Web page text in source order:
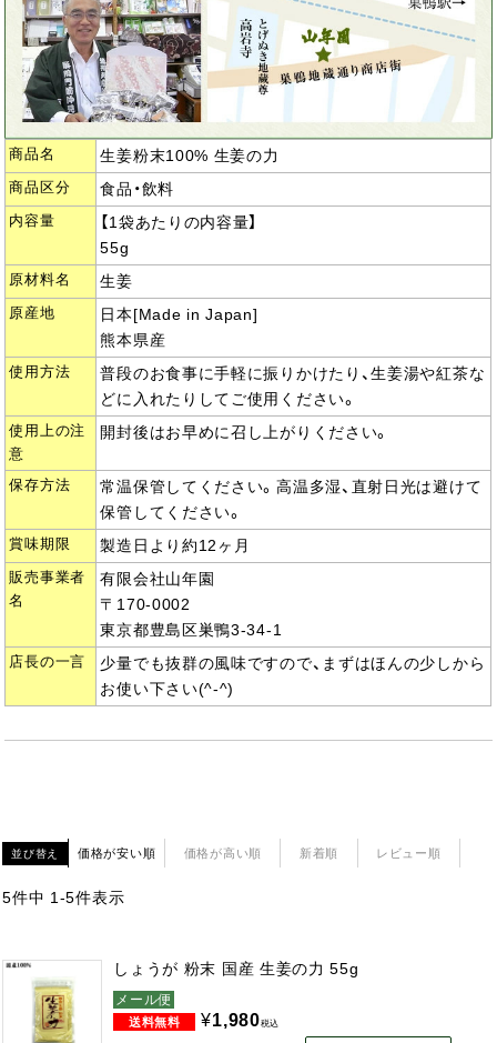
商品名 生姜粉末100% 生姜の力
商品区分 食品・飲料
内容量
【1袋あたりの内容量】
55g
原材料名 生姜
原産地
日本[Made in Japan]
熊本県産
使用方法
普段のお食事に手軽に振りかけたり、生姜湯や紅茶な
どに入れたりしてご使用ください。
使用上の注
意
開封後はお早めに召し上がりください。
保存方法
常温保管してください。高温多湿、直射日光は避けて
保管してください。
賞味期限 製造日より約12ヶ月
販売事業者
名
有限会社山年園
〒170-0002
東京都豊島区巣鴨3-34-1
店長の一言
少量でも抜群の風味ですので、まずはほんの少しから
お使い下さい(^-^)
並び替え 価格が安い順 価格が高い順 新着順 レビュー順
5件中 1-5件表示
しょうが 粉末 国産 生姜の力 55g
メール便
¥1,980税込